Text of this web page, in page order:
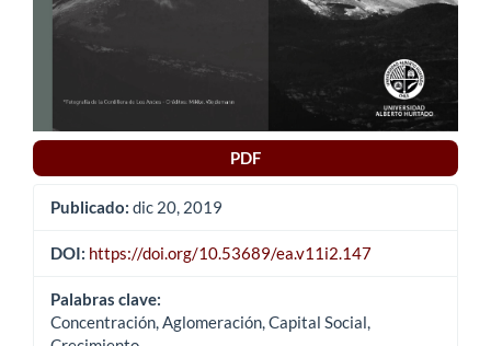
PDF
Publicado: dic 20, 2019
DOI: https://doi.org/10.53689/ea.v11i2.147
Palabras clave:
Concentración, Aglomeración, Capital Social,